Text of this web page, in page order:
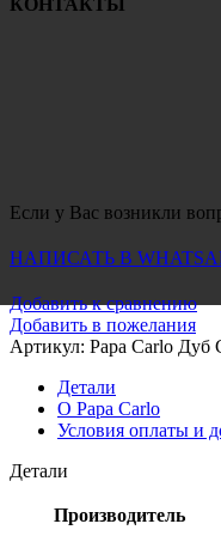
КОНТАКТЫ
Если у Вас возникли
НАПИСАТЬ В
Добавить к сравнению
Добавить в пожелания
Артикул: Papa Carlo Дуб
Детали
О Papa Carlo
Условия оплаты и
Детали
Производитель